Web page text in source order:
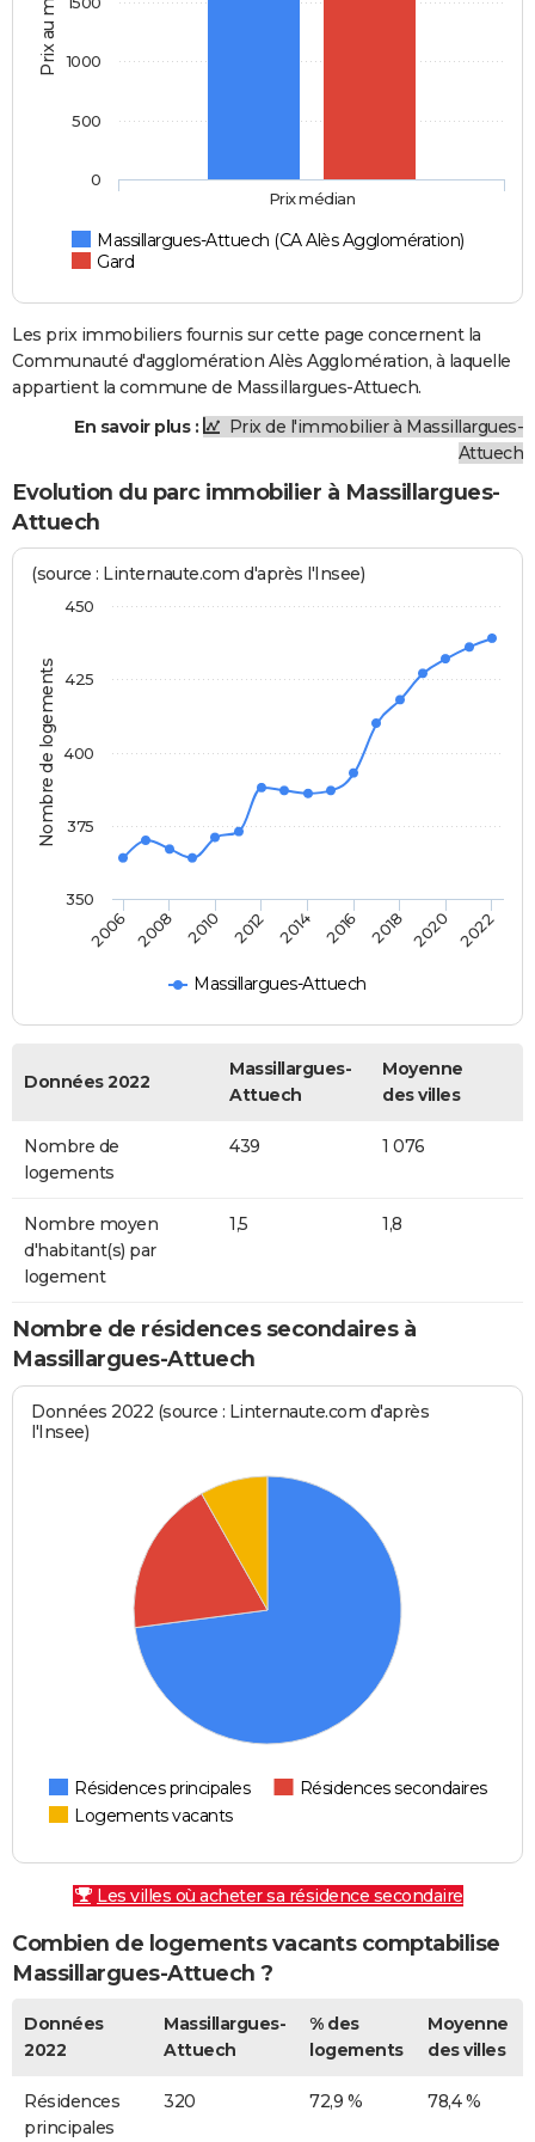
Prix au m2
Massillargues-Attuech (CA Alès Agglomération)
Gard
Prix médian
0
500
1000
Les prix immobiliers fournis sur cette page concernent la
Communauté d'agglomération Alès Agglomération, à laquelle
appartient la commune de Massillargues-Attuech.
En savoir plus :
Prix de l'immobilier à Massillargues-
Attuech
Evolution du parc immobilier à Massillargues-
Attuech
Nombre de logements
(source : Linternaute.com d'après l'Insee)
Massillargues-Attuech
2006 2008 2010 2012 2014 2016 2018 2020 2022
400
350
375
425
450
Données 2022
Massillargues-
Attuech
Moyenne
des villes
Nombre de
logements
439 1 076
Nombre moyen
d'habitant(s) par
logement
1,5 1,8
Nombre de résidences secondaires à
Massillargues-Attuech
Données 2022 (source : Linternaute.com d'après
l'Insee)
Résidences principales
Résidences secondaires
Logements vacants
Les villes où acheter sa résidence secondaire
Combien de logements vacants comptabilise
Massillargues-Attuech ?
Données
2022
Massillargues-
Attuech
% des
logements
Moyenne
des villes
Résidences
principales
320 72,9 % 78,4 %